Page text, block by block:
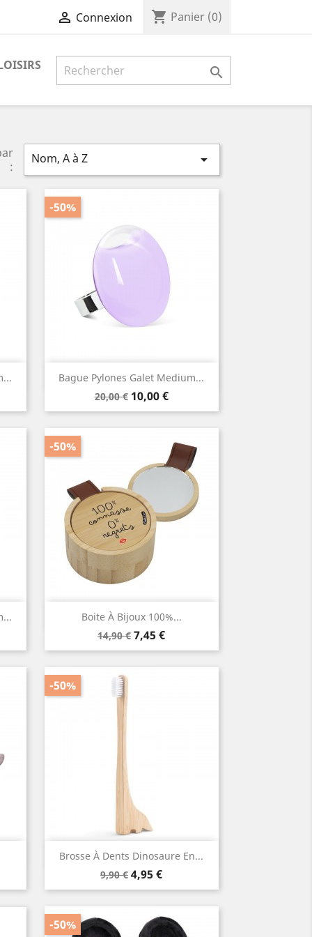
 Connexion shopping_cart Panier (0)

:
Nom, A à Z 
Bague Pylones Galet Medium...
Prix
de
20,00 € Prix
10,00 €
-50%
Aperçu rapide
Boite À Bijoux 100%...
Prix
de
14,90 € Prix
7,45 €
-50%
Aperçu rapide
Brosse À Dents Dinosaure En...
Prix
de
9,90 € Prix
4,95 €
-50%
 Aperçu rapide
-50%